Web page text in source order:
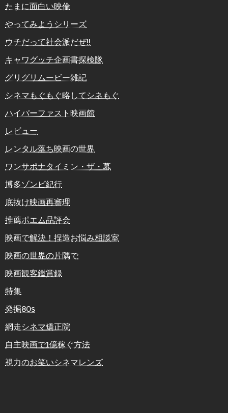
たまに面白い映倫
やってみようシリーズ
ウチだって社会派だぜ!!
キャワグッチ企画書探検隊
グリグリムービー雑記
シネマもぐもぐ略してシネもぐ
ハイパーファスト映画館
レビュー
レンタル落ち映画の世界
ワンサポナタイミン・ザ・幕
博多ゾンビ紀行
底抜け映画再審理
推薦ポエム品評会
映画で解決！捏造お悩み相談室
映画の世界の片隅で
映画観客鑑賞録
特集
発掘80s
網走シネマ矯正院
自主映画で1億稼ぐ方法
視力のお笑いシネマレンズ